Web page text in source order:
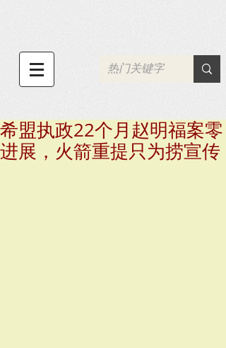
希盟执政22个月赵明福案零
进展，火箭重提只为捞宣传